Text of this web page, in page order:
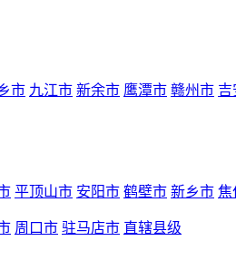
市 九江市 新余市 鹰潭市 赣州市 吉
平顶山市 安阳市 鹤壁市 新乡市 焦
周口市 驻马店市 直辖县级